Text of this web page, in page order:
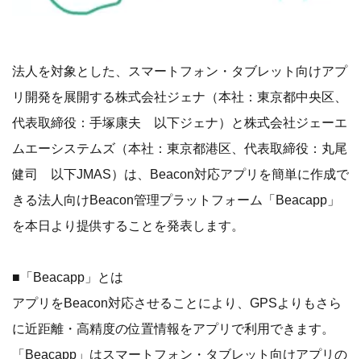
法人を対象とした、スマートフォン・タブレット向けアプ
リ開発を展開する株式会社ジェナ（本社：東京都中央区、
代表取締役：手塚康夫 以下ジェナ）と株式会社ジェーエ
ムエーシステムズ（本社：東京都港区、代表取締役：丸尾
健司 以下JMAS）は、Beacon対応アプリを簡単に作成で
きる法人向けBeacon管理プラットフォーム「Beacapp」
を本日より提供することを発表します。
■「Beacapp」とは
アプリをBeacon対応させることにより、GPSよりもさら
に近距離・高精度の位置情報をアプリで利用できます。
「Beacapp」はスマートフォン・タブレット向けアプリの